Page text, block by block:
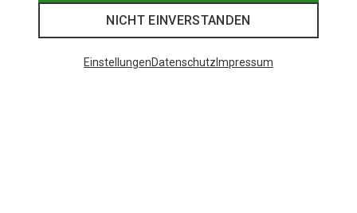
NICHT EINVERSTANDEN
EinstellungenDatenschutz Impressum